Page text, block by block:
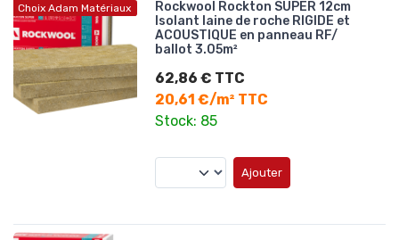
Choix Adam Matériaux
Rockwool Rockton SUPER 12cm
Isolant laine de roche RIGIDE et
ACOUSTIQUE en panneau RF/
ballot 3.05m²
62,86 € TTC
20,61 €/m² TTC
Stock: 85
Ajouter